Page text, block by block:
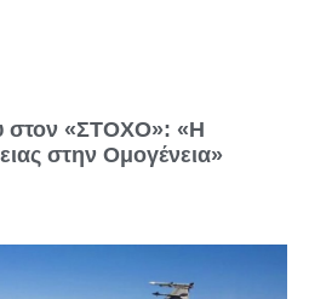
στον «ΣΤΟΧΟ»: «Η
στην Ομογένεια»